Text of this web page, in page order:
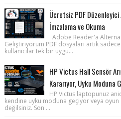
Ücretsiz PDF Düzenleyici
İmzalama ve Okuma
Adobe Reader'a
Geliştiriyorum PDF dosyaları artık
kullanıcılar tek bir uygu...
HP Victus Hall Sensör
Kararıyor, Uyku
HP Victus laptopunuz
kendine uyku moduna geçiyor veya
değilsiniz. Son ...